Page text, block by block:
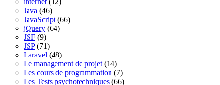
internet (12)
Java (46)
JavaScript (66)
jQuery (64)
JSF (9)
JSP(71)
Laravel (48)
Le management de projet (14)
Les cours de programmation (7)
Les Tests psychotechniques (66)